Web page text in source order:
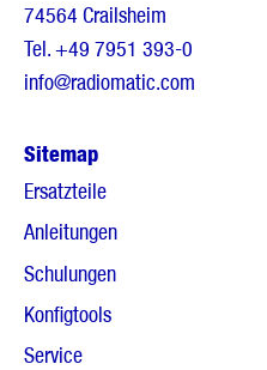
74564 Crailsheim
Tel.+49 7951 393-0
info@radiomatic.com
Sitemap
Ersatzteile
Anleitungen
Schulungen
Konfigtools
Service